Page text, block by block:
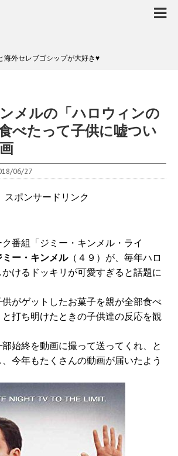
海外セレブゴシップが大好き♥
メルの「ハロウィンの
べたって子供に嘘つい
06/27
スポンサードリンク
番組「ジミー・キンメル・ライ
ミー・キンメル（４９）が、毎年ハロ
けるドッキリが可愛すぎると話題に
がゲットしたお菓子を親が全部食べ
打ち明けたときの子供達の反応を観
始終を動画に撮って送ってくれ、と
今年もたくさんの動画が届いたよう